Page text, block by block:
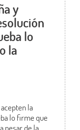
y
lo
la
la
lo firme que